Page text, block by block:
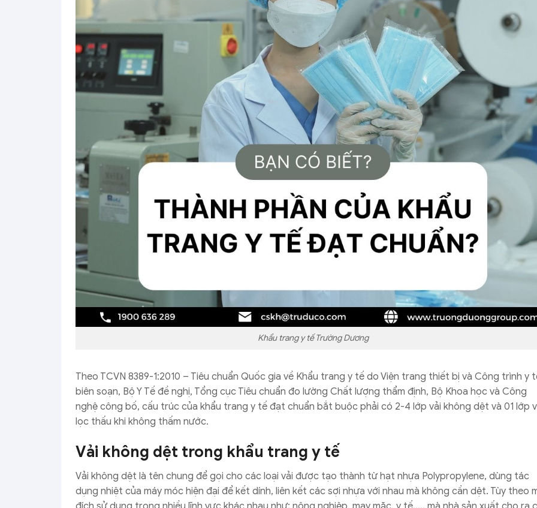
Khẩu trang y tế Trường Dương
Theo TCVN 8389-1:2010 – Tiêu chuẩn Quốc gia về Khẩu trang y tế do Viện trang thiết bị và Công trình y
biên soạn, Bộ Y Tế đề nghị, Tổng cục Tiêu chuẩn đo lường Chất lượng thẩm định, Bộ Khoa học và Công
nghệ công bố, cấu trúc của khẩu trang y tế đạt chuẩn bắt buộc phải có 2-4 lớp vải không dệt và 01 lớp
lọc thấu khi không thấm nước.
Vải không dệt trong khẩu trang y tế
Vải không dệt là tên chung để gọi cho các loại vải được tạo thành từ hạt nhựa Polypropylene, dùng tác
dụng nhiệt của máy móc hiện đại để kết dính, liên kết các sợi nhựa với nhau mà không cần dệt. Tùy theo